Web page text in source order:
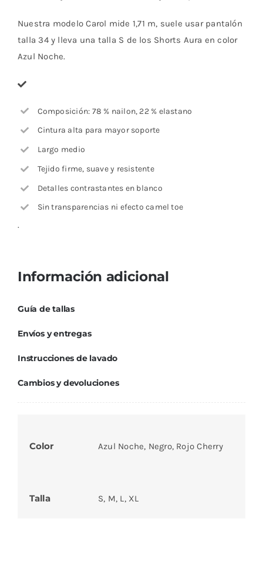
Nuestra modelo Carol mide 1,71 m, suele usar pantalón
talla 34 y lleva una talla S de los Shorts Aura en color
Azul Noche.
Composición: 78 % nailon, 22 % elastano
Cintura alta para mayor soporte
Largo medio
Tejido firme, suave y resistente
Detalles contrastantes en blanco
Sin transparencias ni efecto camel toe
.
Información adicional
Guía de tallas
Envíos y entregas
Instrucciones de lavado
Cambios y devoluciones
Color Azul Noche, Negro, Rojo Cherry
Talla S, M, L, XL